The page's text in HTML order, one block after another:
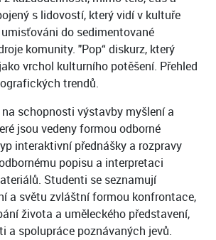
s lidovostí, který vidí v kultuře
do sedimentované
komunity. "Pop“ diskurz, který
vrchol kulturního potěšení. Přehled
trendů.
schopnosti výstavby myšlení a
jsou vedeny formou odborné
interaktivní přednášky a rozpravy
popisu a interpretaci
Studenti se seznamují
a světu zvláštní formou konfrontace,
života a uměleckého představení,
a spolupráce poznávaných jevů.